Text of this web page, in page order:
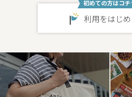
初めての方はコチ
利用をはじ